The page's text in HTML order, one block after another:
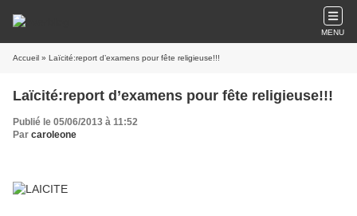
MENU
Accueil » Laïcité:report d’examens pour fête religieuse!!!
Laïcité:report d’examens pour fête religieuse!!!
Publié le 05/06/2013 à 11:52
Par caroleone